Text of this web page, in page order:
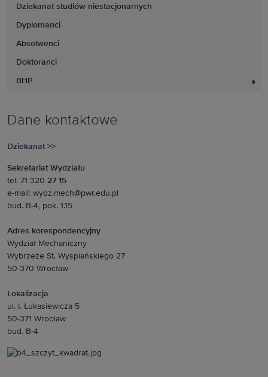
Dziekanat studiów niestacjonarnych
Dyplomanci
Absolwenci
Doktoranci
BHP
Dane kontaktowe
Dziekanat >>
Sekretariat Wydziału
tel. 71 320 27 15
e-mail: wydz.mech@pwr.edu.pl
bud. B-4, pok. 1.15
Adres korespondencyjny
Wydział Mechaniczny
Wybrzeże St. Wyspiańskiego 27
50-370 Wrocław
Lokalizacja
ul. I. Łukasiewicza 5
50-371 Wrocław
bud. B-4